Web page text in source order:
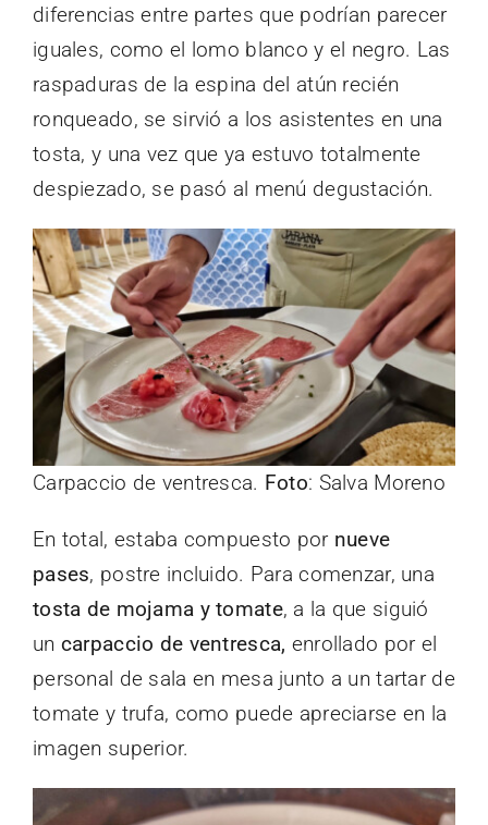
diferencias entre partes que podrían parecer
iguales, como el lomo blanco y el negro. Las
raspaduras de la espina del atún recién
ronqueado, se sirvió a los asistentes en una
tosta, y una vez que ya estuvo totalmente
despiezado, se pasó al menú degustación.
Carpaccio de ventresca. Foto: Salva Moreno
En total, estaba compuesto por nueve
pases, postre incluido. Para comenzar, una
tosta de mojama y tomate, a la que siguió
un carpaccio de ventresca, enrollado por el
personal de sala en mesa junto a un tartar de
tomate y trufa, como puede apreciarse en la
imagen superior.